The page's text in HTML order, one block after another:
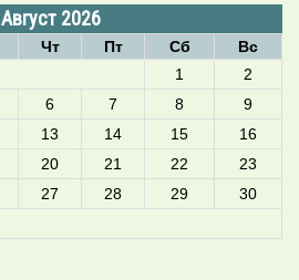
Август 2026
Чт Пт Сб
Вс
1
2
6 7 8
9
13 14 15
16
20 21 22
23
27 28 29
30